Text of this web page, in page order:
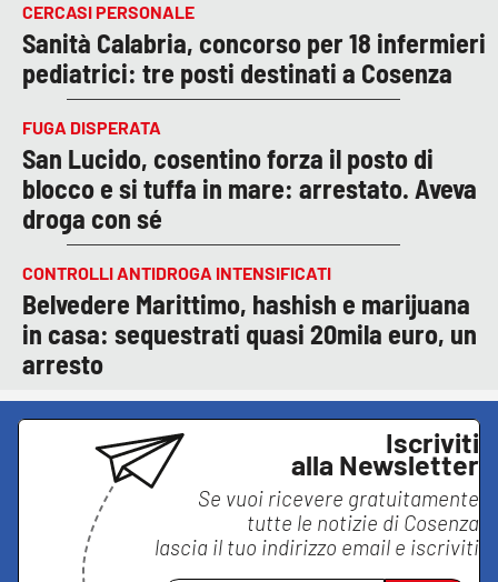
CERCASI PERSONALE
Sanità Calabria, concorso per 18 infermieri
pediatrici: tre posti destinati a Cosenza
FUGA DISPERATA
San Lucido, cosentino forza il posto di
blocco e si tuffa in mare: arrestato. Aveva
droga con sé
CONTROLLI ANTIDROGA INTENSIFICATI
Belvedere Marittimo, hashish e marijuana
in casa: sequestrati quasi 20mila euro, un
arresto
Iscriviti
alla Newsletter
Se vuoi ricevere gratuitamente
tutte le notizie di Cosenza
lascia il tuo indirizzo email e iscriviti